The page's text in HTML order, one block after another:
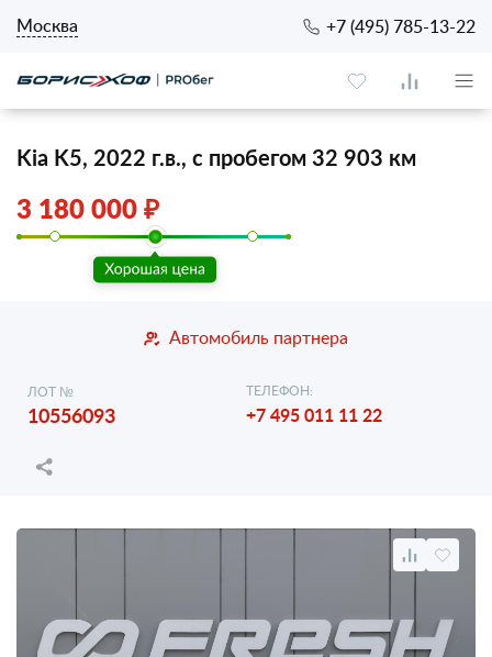
Москва +7 (495) 785-13-22
Kia K5, 2022 г.в., с пробегом 32 903 км
3 180 000 ₽
Автомобиль партнера
ЛОТ №
10556093
ТЕЛЕФОН:
+7 495 011 11 22